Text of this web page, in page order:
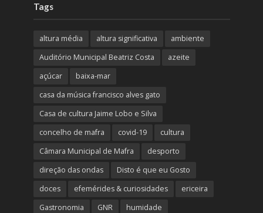
Tags
altura média altura significativa
ambiente
Auditório Municipal Beatriz Costa
azeite
açúcar
baixa-mar
casa da música francisco alves gato
Casa de cultura Jaime Lobo e Silva
concelho de mafra
covid-19
cultura
Câmara Municipal de Mafra
desporto
direção das ondas
Disto é que eu Gosto
doces
efemérides & curiosidades
ericeira
Gastronomia
GNR
humidade